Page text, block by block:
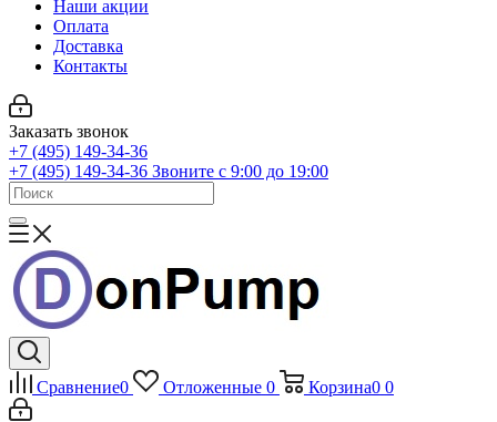
Наши акции
Оплата
Доставка
Контакты
Заказать звонок
+7 (495) 149-34-36
+7 (495) 149-34-36 Звоните с 9:00 до 19:00
Сравнение0 Отложенные 0 Корзина0 0